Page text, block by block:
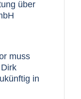
über
muss
in